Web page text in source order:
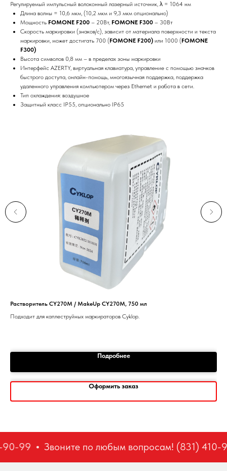
Регулируемый импульсный волоконный лазерный источник, λ = 1064 нм
Длина волны = 10,6 мкм, (10,2 мкм и 9,3 мкм опционально)
Мощность FOMONE F200 – 20Вт, FOMONE F300 – 30Вт
Скорость маркировки (знаков/с), зависит от материала поверхности и текста
маркировки, может достигать 700 (FOMONE F200) или 1000 (FOMONE
F300)
Высота символов 0,8 мм – в пределах зоны маркировки
Интерфейс AZERTY, виртуальная клавиатура, управление с помощью значков
быстрого доступа, онлайн-помощь, многоязычная поддержка, поддержка
удаленного управления компьютером через Ethernet и работа в сети.
Тип охлаждения: воздушное
Защитный класс IP55, опционально IP65
Растворитель CY270M / MakeUp CY270M, 750 мл
Подходит для каплеструйных маркираторов Cyklop.
Подробнее
Оформить заказ
99 Звоните по любым вопросам! (831) 410-